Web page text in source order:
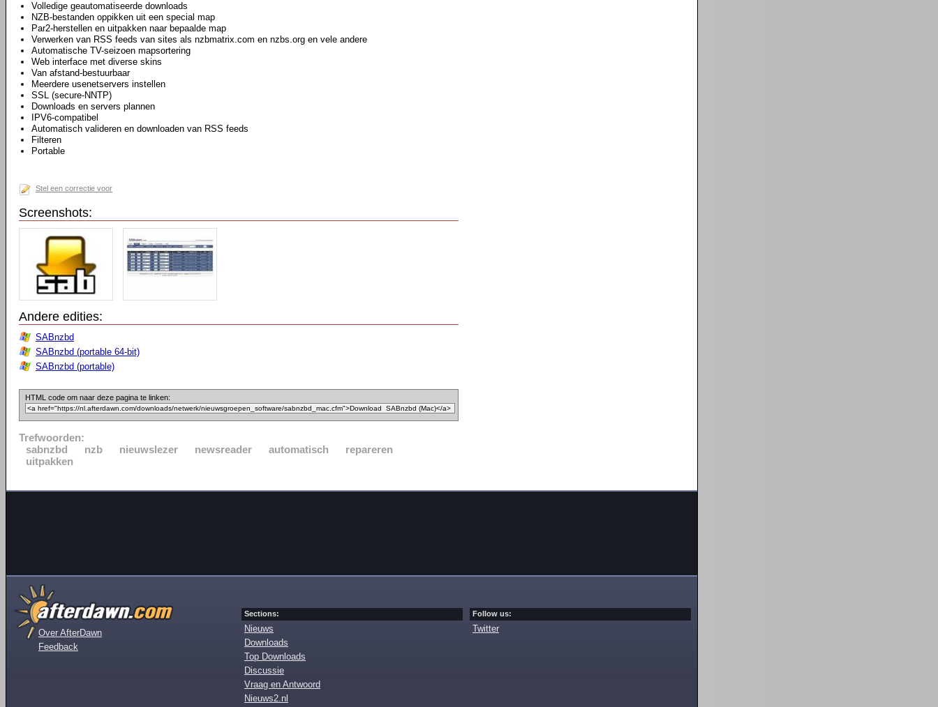
Volledige geautomatiseerde downloads
NZB-bestanden oppikken uit een special map
Par2-herstellen en uitpakken naar bepaalde map
Verwerken van RSS feeds van sites als nzbmatrix.com en nzbs.org en vele andere
Automatische TV-seizoen mapsortering
Web interface met diverse skins
Van afstand-bestuurbaar
Meerdere usenetservers instellen
SSL (secure-NNTP)
Downloads en servers plannen
IPV6-compatibel
Automatisch valideren en downloaden van RSS feeds
Filteren
Portable
Stel een correctie voor
Screenshots:
Andere edities:
SABnzbd
SABnzbd (portable 64-bit)
SABnzbd (portable)
HTML code om naar deze pagina te linken:
Trefwoorden:
sabnzbd
nzb nieuwslezer newsreader automatisch
repareren
uitpakken
Over AfterDawn
Feedback
Sections:
Nieuws
Downloads
Top Downloads
Discussie
Vraag en Antwoord
Nieuws2.nl
Follow us:
Twitter